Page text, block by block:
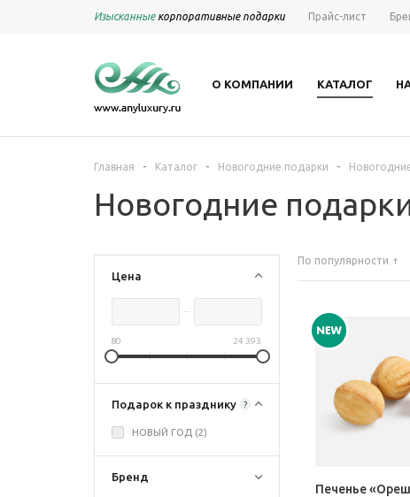
Изысканныекорпоративные подарки Прайс-лист
О КОМПАНИИ КАТАЛОГ
Главная - Каталог - Новогодние подарки -
Новогодние
Цена
80 24 393
Подарок к празднику ?
НОВЫЙ ГОД (2)
Бренд
По популярности
Печенье